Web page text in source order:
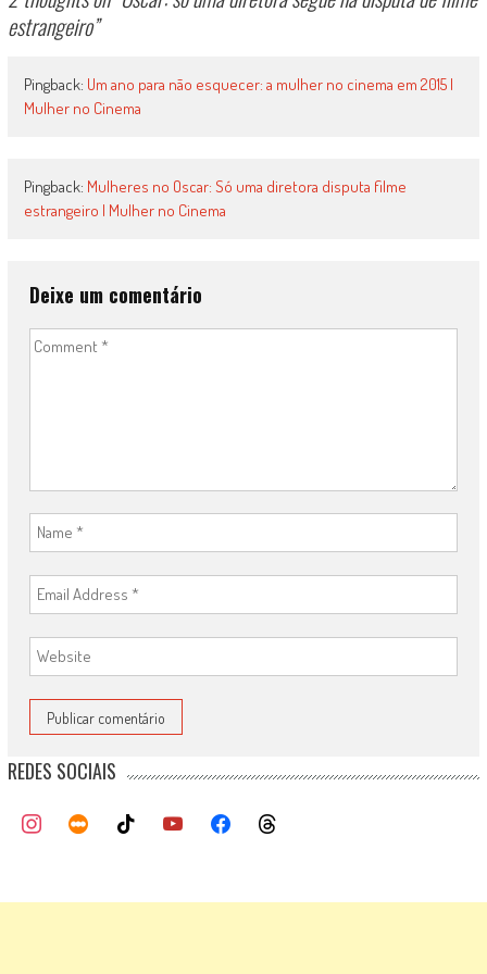
estrangeiro”
Pingback: Um ano para não esquecer: a mulher no cinema em 2015 |
Mulher no Cinema
Pingback: Mulheres no Oscar: Só uma diretora disputa filme
estrangeiro | Mulher no Cinema
Deixe um comentário
REDES SOCIAIS